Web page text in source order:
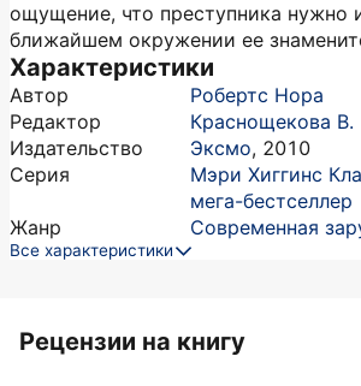
ощущение, что преступника нужно
ближайшем окружении ее
Характеристики
Автор
Робертс Нора
Редактор
Краснощекова В.
Издательство
Эксмо, 2010
Серия
Мэри Хиггинс
мега-бестселлер
Жанр
Современная
Все характеристики
Рецензии на книгу